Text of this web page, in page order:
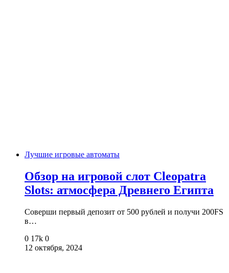
Лучшие игровые автоматы
Обзор на игровой слот Cleopatra
Slots: атмосфера Древнего Египта
Соверши первый депозит от 500 рублей и получи 200FS
в…
0 17k 0
12 октября, 2024